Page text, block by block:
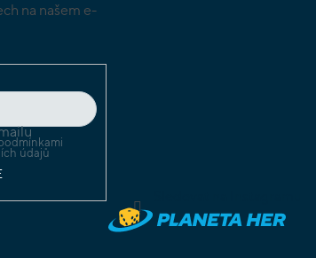
na našem e-
údajů